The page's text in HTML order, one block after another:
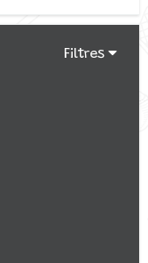
Filtres